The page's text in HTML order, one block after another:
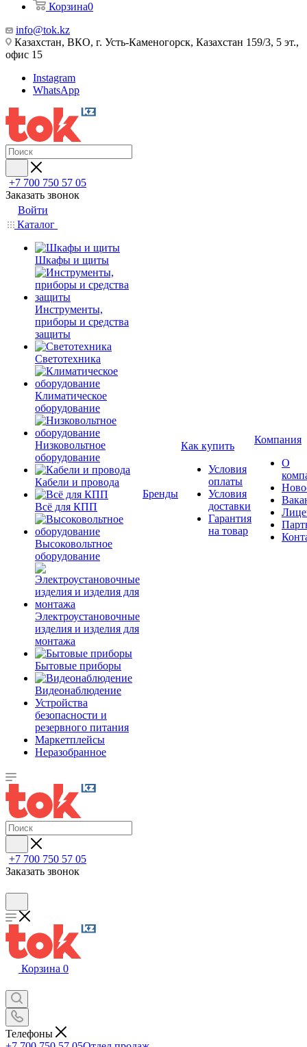
Корзина0
info@tok.kz
Казахстан, ВКО, г. Усть-Каменогорск, Казахстан 159/3, 5 эт.,
офис 15
Instagram
WhatsApp
+7 700 750 57 05
Заказать звонок
Войти
Каталог
Шкафы и щиты
Инструменты,
приборы и средства
защиты
Светотехника
Климатическое
оборудование
Низковольтное
оборудование
Кабели и провода
Всё для КПП
Высоковольтное
оборудование
Электроустановочные
изделия и изделия для
монтажа
Бытовые приборы
Видеонаблюдение
Устройства
безопасности и
резервного питания
Маркетплейсы
Неразобранное
Бренды
Как купить
Условия
оплаты
Условия
доставки
Гарантия
на товар
Компания
О
+7 700 750 57 05
Заказать звонок
Корзина 0
Телефоны